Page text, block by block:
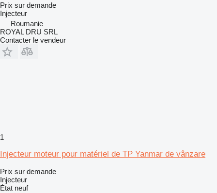
Prix sur demande
Injecteur
Roumanie
ROYAL DRU SRL
Contacter le vendeur
1
Injecteur moteur pour matériel de TP Yanmar de vânzare
Prix sur demande
Injecteur
État neuf